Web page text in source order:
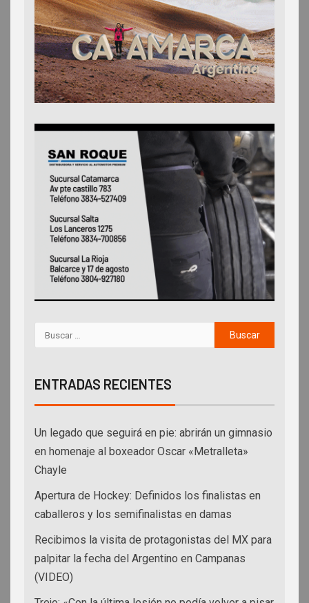
ENTRADAS RECIENTES
Un legado que seguirá en pie: abrirán un gimnasio
en homenaje al boxeador Oscar «Metralleta»
Chayle
Apertura de Hockey: Definidos los finalistas en
caballeros y los semifinalistas en damas
Recibimos la visita de protagonistas del MX para
palpitar la fecha del Argentino en Campanas
(VIDEO)